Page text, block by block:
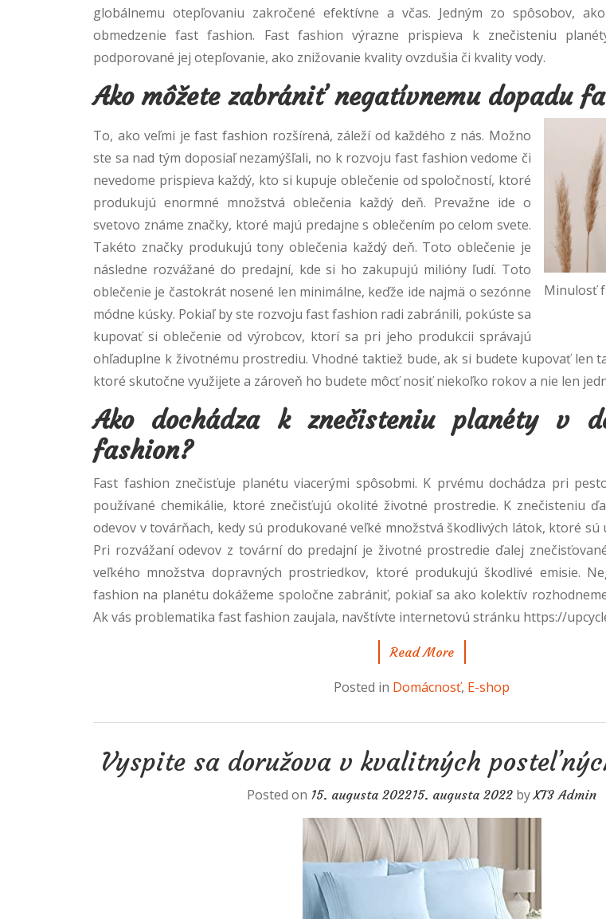
globálnemu otepľovaniu zakročené efektívne a včas. Jedným zo spôsobov,
obmedzenie fast fashion. Fast fashion výrazne prispieva k znečisteniu
podporované jej otepľovanie, ako znižovanie kvality ovzdušia či kvality vody.
Ako môžete zabrániť negatívnemu dopadu
Minulosť
To, ako veľmi je fast fashion rozšírená, záleží od každého z nás. Možno
ste sa nad tým doposiaľ nezamýšľali, no k rozvoju fast fashion vedome či
nevedome prispieva každý, kto si kupuje oblečenie od spoločností, ktoré
produkujú enormné množstvá oblečenia každý deň. Prevažne ide o
svetovo známe značky, ktoré majú predajne s oblečením po celom svete.
Takéto značky produkujú tony oblečenia každý deň. Toto oblečenie je
následne rozvážané do predajní, kde si ho zakupujú milióny ľudí. Toto
oblečenie je častokrát nosené len minimálne, keďže ide najmä o sezónne
módne kúsky. Pokiaľ by ste rozvoju fast fashion radi zabránili, pokúste sa
kupovať si oblečenie od výrobcov, ktorí sa pri jeho produkcii správajú
ohľaduplne k životnému prostrediu. Vhodné taktiež bude, ak si budete kupovať len
ktoré skutočne využijete a zároveň ho budete môcť nosiť niekoľko rokov a nie len
Ako dochádza k znečisteniu planéty v
fashion?
Fast fashion znečisťuje planétu viacerými spôsobmi. K prvému dochádza pri
používané chemikálie, ktoré znečisťujú okolité životné prostredie. K znečisteniu
odevov v továrňach, kedy sú produkované veľké množstvá škodlivých látok, ktoré sú
Pri rozvážaní odevov z tovární do predajní je životné prostredie ďalej
veľkého množstva dopravných prostriedkov, ktoré produkujú škodlivé emisie.
fashion na planétu dokážeme spoločne zabrániť, pokiaľ sa ako kolektív
Ak vás problematika fast fashion zaujala, navštívte internetovú stránku https://
Read More
Posted in Domácnosť, E-shop
Vyspite sa doružova v kvalitných
Posted on 15. augusta 202215. augusta 2022 byXT3 Admin